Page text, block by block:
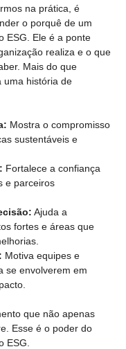
na prática, é
o porquê de um
ESG. Ele é a ponte
realiza e o que
Mais do que
uma história de
Mostra o compromisso
sustentáveis e
Fortalece a confiança
e parceiros
Ajuda a
fortes e áreas que
Motiva equipes e
se envolverem em
que não apenas
Esse é o poder do
ESG.